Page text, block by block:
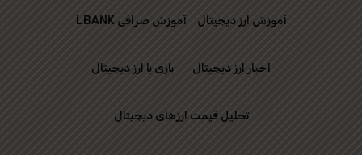
آموزش ارز دیجیتال آموزش صرافی LBANK
اخبار ارز دیجیتال بازی با ارز دیجیتال
تحلیل قیمت ارزهای دیجیتال